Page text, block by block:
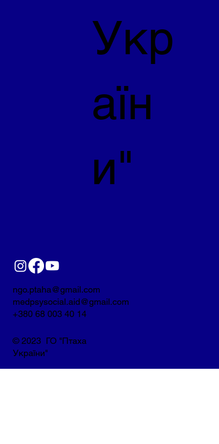
Укр
аїн
и"
ngo.ptaha@gmail.com
medpsysocial.aid@gmail.com
+380 68 003 40 14
© 2023 ГО "Птаха
України"